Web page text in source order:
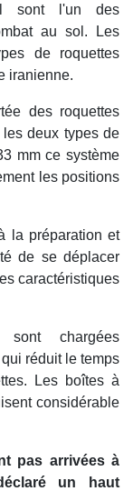
sont l'un des
au sol. Les
de roquettes
iranienne.
des roquettes
deux types de
mm ce système
les positions
la préparation et
de se déplacer
caractéristiques
chargées
réduit le temps
Les boîtes à
considérable
pas arrivées à
un haut